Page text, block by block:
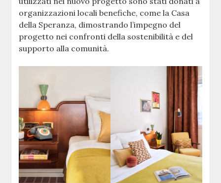
organizzazioni locali benefiche, come la Casa
della Speranza, dimostrando l’impegno del
progetto nei confronti della sostenibilità e del
supporto alla comunità.